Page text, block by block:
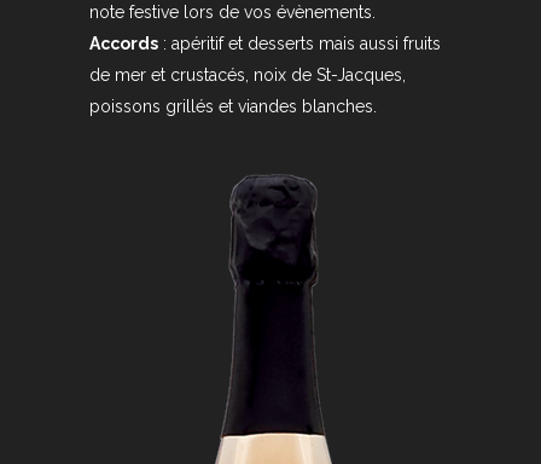
note festive lors de vos évènements.
Accords : apéritif et desserts mais aussi fruits
de mer et crustacés, noix de St-Jacques,
poissons grillés et viandes blanches.